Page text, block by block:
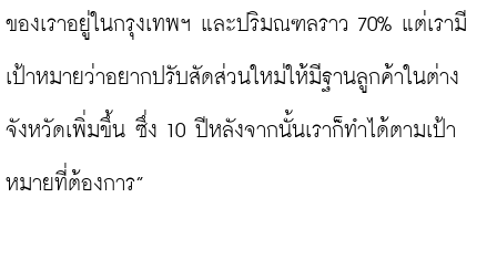
ของเราอยู่ในกรุงเทพฯ และปริมณฑลราว 70% แต่เรามี
เป้าหมายว่าอยากปรับสัดส่วนใหม่ให้มีฐานลูกค้าในต่าง
จังหวัดเพิ่มขึ้น ซึ่ง 10 ปีหลังจากนั้นเราก็ทำได้ตามเป้า
หมายที่ต้องการ”